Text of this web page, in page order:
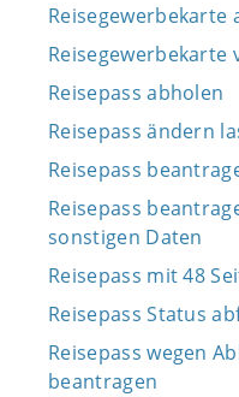
Reisegewerbekarte
Reisegewerbekarte
Reisepass abholen
Reisepass ändern
Reisepass
Reisepass
sonstigen Daten
Reisepass mit 48
Reisepass Status
Reisepass wegen
beantragen